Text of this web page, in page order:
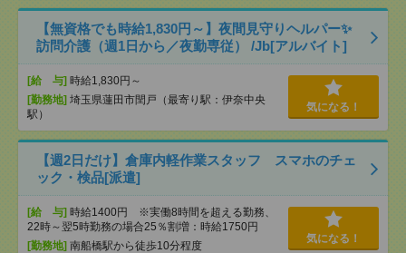
【無資格でも時給1,830円～】夜間見守りヘルパー✨
訪問介護（週1日から／夜勤専従） /Jb[アルバイト]
[給 与] 時給1,830円～
[勤務地] 埼玉県蓮田市閏戸（最寄り駅：伊奈中央
駅）
気になる！
【週2日だけ】倉庫内軽作業スタッフ スマホのチェ
ック・検品[派遣]
[給 与] 時給1400円 ※実働8時間を超える勤務、
22時～翌5時勤務の場合25％割増：時給1750円
[勤務地] 南船橋駅から徒歩10分程度
気になる！